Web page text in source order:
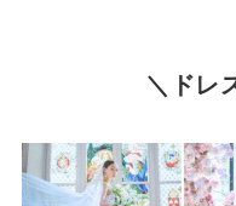
＼ドレ